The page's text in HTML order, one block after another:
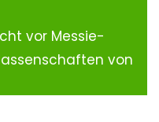
vor Messie-
von